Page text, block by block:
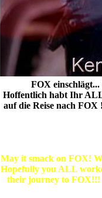
FOX einschlägt...
Hoffentlich habt Ihr
auf die Reise nach
May it smack on FOX!
Hopefully you ALL
their journey to FOX!!!